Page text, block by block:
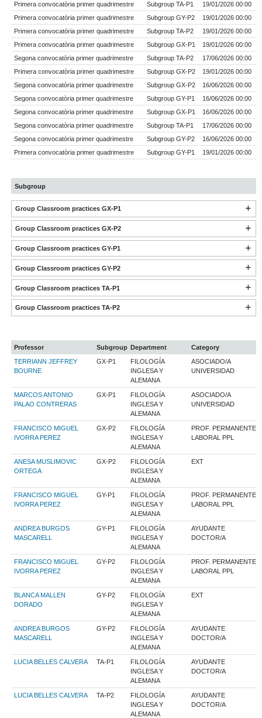
Primera convocatòria primer quadrimestre
Subgroup TA-P1
19/01/2026 00:00
Primera convocatòria primer quadrimestre
Subgroup GY-P2
19/01/2026 00:00
Primera convocatòria primer quadrimestre
Subgroup TA-P2
19/01/2026 00:00
Primera convocatòria primer quadrimestre
Subgroup GX-P1
19/01/2026 00:00
Segona convocatòria primer quadrimestre
Subgroup TA-P2
17/06/2026 00:00
Primera convocatòria primer quadrimestre
Subgroup GX-P2
19/01/2026 00:00
Segona convocatòria primer quadrimestre
Subgroup GX-P2
16/06/2026 00:00
Segona convocatòria primer quadrimestre
Subgroup GY-P1
16/06/2026 00:00
Segona convocatòria primer quadrimestre
Subgroup GX-P1
16/06/2026 00:00
Segona convocatòria primer quadrimestre
Subgroup TA-P1
17/06/2026 00:00
Segona convocatòria primer quadrimestre
Subgroup GY-P2
16/06/2026 00:00
Primera convocatòria primer quadrimestre
Subgroup GY-P1 19/01/2026 00:00
Subgroup
Group Classroom practices GX-P1
Group Classroom practices GX-P2
Group Classroom practices GY-P1
Group Classroom practices GY-P2
Group Classroom practices TA-P1
Group Classroom practices TA-P2
Professor Subgroup Department
Category
TERRIANN JEFFREY
BOURNE
GX-P1
FILOLOGÍA
INGLESA Y
ALEMANA
ASOCIADO/A
UNIVERSIDAD
MARCOS ANTONIO
PALAO CONTRERAS
GX-P1
FILOLOGÍA
INGLESA Y
ALEMANA
ASOCIADO/A
UNIVERSIDAD
FRANCISCO MIGUEL
IVORRA PEREZ
GX-P2
FILOLOGÍA
INGLESA Y
ALEMANA
PROF. PERMANENTE
LABORAL PPL
ANESA MUSLIMOVIC
ORTEGA
GX-P2
FILOLOGÍA
INGLESA Y
ALEMANA
EXT
FRANCISCO MIGUEL
IVORRA PEREZ
GY-P1
FILOLOGÍA
INGLESA Y
ALEMANA
PROF. PERMANENTE
LABORAL PPL
ANDREA BURGOS
MASCARELL
GY-P1
FILOLOGÍA
INGLESA Y
ALEMANA
AYUDANTE
DOCTOR/A
FRANCISCO MIGUEL
IVORRA PEREZ
GY-P2
FILOLOGÍA
INGLESA Y
ALEMANA
PROF. PERMANENTE
LABORAL PPL
BLANCA MALLEN
DORADO
GY-P2
FILOLOGÍA
INGLESA Y
ALEMANA
EXT
ANDREA BURGOS
MASCARELL
GY-P2
FILOLOGÍA
INGLESA Y
ALEMANA
AYUDANTE
DOCTOR/A
LUCIA BELLES CALVERA TA-P1
FILOLOGÍA
INGLESA Y
ALEMANA
AYUDANTE
DOCTOR/A
LUCIA BELLES CALVERA TA-P2
FILOLOGÍA
INGLESA Y
ALEMANA
AYUDANTE
DOCTOR/A